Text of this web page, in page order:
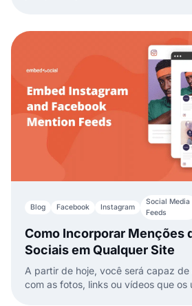
Blog Facebook Instagram
Social Media
Feeds
Como Incorporar Menções
Sociais em Qualquer Site
A partir de hoje, você será capaz
com as fotos, links ou vídeos que os